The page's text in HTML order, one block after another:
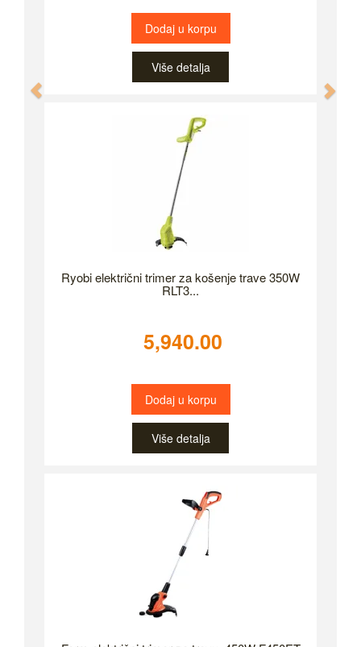
Dodaj u korpu
Više detalja
Ryobi električni trimer za košenje trave 350W
RLT3...
5,940.00
Dodaj u korpu
Više detalja